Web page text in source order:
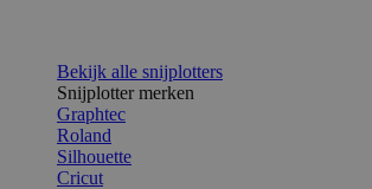
Bekijk alle snijplotters
Snijplotter merken
Graphtec
Roland
Silhouette
Cricut